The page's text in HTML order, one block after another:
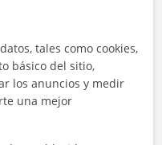
para dar clase
la Laguna
tales como cookies,
básico del sitio,
los anuncios y medir
una mejor